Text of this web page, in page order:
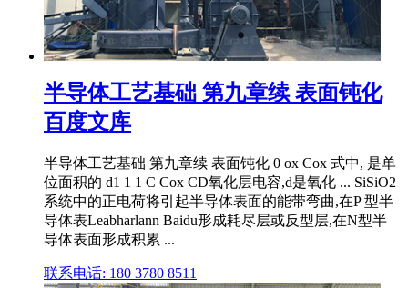
半导体工艺基础 第九章续 表面钝化
百度文库
半导体工艺基础 第九章续 表面钝化 0 ox Cox 式中, 是单
位面积的 d1 1 1 C Cox CD氧化层电容,d是氧化 ... SiSiO2
系统中的正电荷将引起半导体表面的能带弯曲,在P 型半
导体表Leabharlann Baidu形成耗尽层或反型层,在N型半
导体表面形成积累 ...
联系电话: 180 3780 8511